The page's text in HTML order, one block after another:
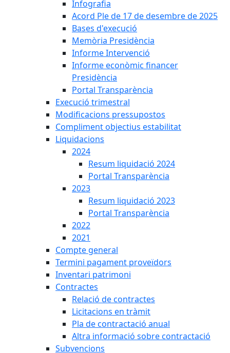
Infografia
Acord Ple de 17 de desembre de 2025
Bases d'execució
Memòria Presidència
Informe Intervenció
Informe econòmic financer
Presidència
Portal Transparència
Execució trimestral
Modificacions pressupostos
Compliment objectius estabilitat
Liquidacions
2024
Resum liquidació 2024
Portal Transparència
2023
Resum liquidació 2023
Portal Transparència
2022
2021
Compte general
Termini pagament proveïdors
Inventari patrimoni
Contractes
Relació de contractes
Licitacions en tràmit
Pla de contractació anual
Altra informació sobre contractació
Subvencions